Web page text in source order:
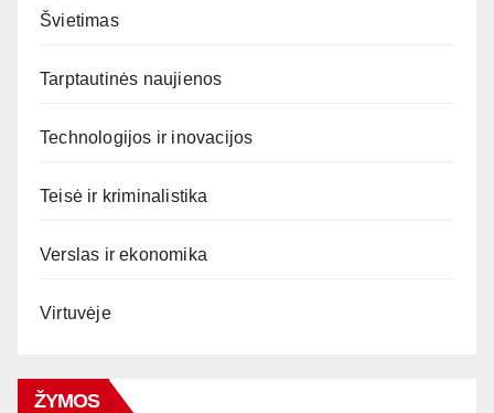
Švietimas
Tarptautinės naujienos
Technologijos ir inovacijos
Teisė ir kriminalistika
Verslas ir ekonomika
Virtuvėje
ŽYMOS